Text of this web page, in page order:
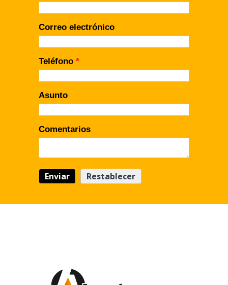
Correo electrónico
Teléfono *
Asunto
Comentarios